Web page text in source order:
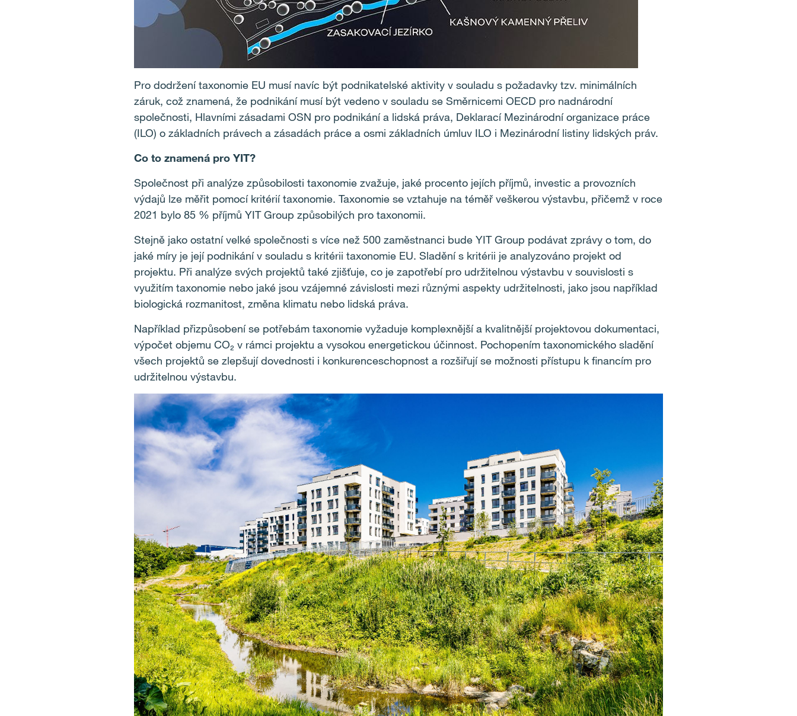
Pro dodržení taxonomie EU musí navíc být podnikatelské aktivity v souladu s požadavky tzv. minimálních
záruk, což znamená, že podnikání musí být vedeno v souladu se Směrnicemi OECD pro nadnárodní
společnosti, Hlavními zásadami OSN pro podnikání a lidská práva, Deklarací Mezinárodní organizace práce
(ILO) o základních právech a zásadách práce a osmi základních úmluv ILO i Mezinárodní listiny lidských práv.
Co to znamená pro YIT?
Společnost při analýze způsobilosti taxonomie zvažuje, jaké procento jejích příjmů, investic a provozních
výdajů lze měřit pomocí kritérií taxonomie. Taxonomie se vztahuje na téměř veškerou výstavbu, přičemž v roce
2021 bylo 85 % příjmů YIT Group způsobilých pro taxonomii.
Stejně jako ostatní velké společnosti s více než 500 zaměstnanci bude YIT Group podávat zprávy o tom, do
jaké míry je její podnikání v souladu s kritérii taxonomie EU. Sladění s kritérii je analyzováno projekt od
projektu. Při analýze svých projektů také zjišťuje, co je zapotřebí pro udržitelnou výstavbu v souvislosti s
využitím taxonomie nebo jaké jsou vzájemné závislosti mezi různými aspekty udržitelnosti, jako jsou například
biologická rozmanitost, změna klimatu nebo lidská práva.
Například přizpůsobení se potřebám taxonomie vyžaduje komplexnější a kvalitnější projektovou dokumentaci,
výpočet objemu CO₂ v rámci projektu a vysokou energetickou účinnost. Pochopením taxonomického sladění
všech projektů se zlepšují dovednosti i konkurenceschopnost a rozšiřují se možnosti přístupu k financím pro
udržitelnou výstavbu.